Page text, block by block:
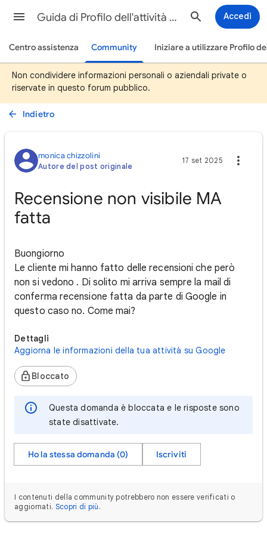
Guida di Profilo dell'attività su Google Accedi
Centro assistenza Community Iniziare a utilizzare Profilo
Non condividere informazioni personali o aziendali private o
riservate in questo forum pubblico.
Indietro
monica chizzolini
Autore del post originale
17 set 2025
Recensione non visibile MA
fatta
Buongiorno
Le cliente mi hanno fatto delle recensioni che però
non si vedono . Di solito mi arriva sempre la mail di
conferma recensione fatta da parte di Google in
questo caso no. Come mai?
Dettagli
Aggiorna le informazioni della tua attività su Google
Bloccato
Questa domanda è bloccata e le risposte sono
state disattivate.
Ho la stessa domanda (0) Iscriviti
I contenuti della community potrebbero non essere verificati o
aggiornati. Scopri di più .